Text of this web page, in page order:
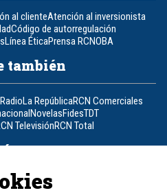
al clienteAtención al inversionista
Código de autorregulación
Línea ÉticaPrensa RCNOBA
también
La RepúblicaRCN Comerciales
NovelasFidesTDT
TelevisiónRCN Total
(601) 426 92 92